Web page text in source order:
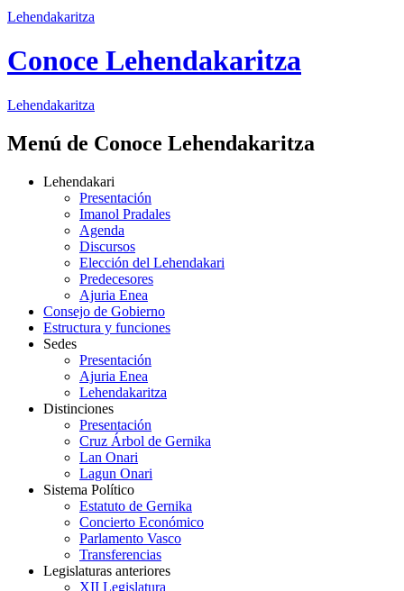
Lehendakaritza
Conoce Lehendakaritza
Lehendakaritza
Menú de Conoce Lehendakaritza
Lehendakari
Presentación
Imanol Pradales
Agenda
Discursos
Elección del Lehendakari
Predecesores
Ajuria Enea
Consejo de Gobierno
Estructura y funciones
Sedes
Presentación
Ajuria Enea
Lehendakaritza
Distinciones
Presentación
Cruz Árbol de Gernika
Lan Onari
Lagun Onari
Sistema Político
Estatuto de Gernika
Concierto Económico
Parlamento Vasco
Transferencias
Legislaturas anteriores
XII Legislatura